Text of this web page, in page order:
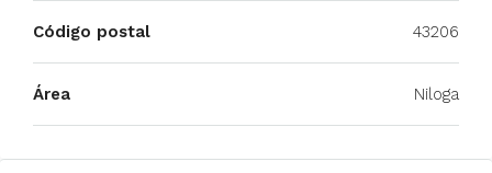
Código postal 43206
Área Niloga